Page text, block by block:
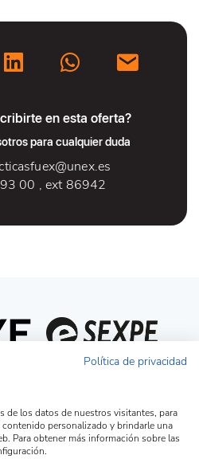
en esta oferta?
para cualquier duda
00 , ext 86942
empresa
Política de privacidad
de los datos de nuestros visitantes, para
personalizado y brindarle una
Para obtener más información sobre las